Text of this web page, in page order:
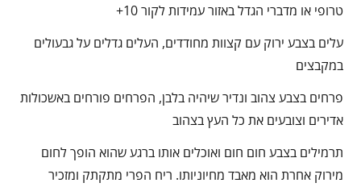
טרופי או מדברי הגדל באזור עמידות לקור 10+
עלים בצבע ירוק עם קצוות מחודדים, העלים גדלים על גבעולים
במקבצים
פרחים בצבע צהוב ונדיר שיהיה בלבן, הפרחים פורחים באשכולות
אדירים וצובעים את כל העץ בצהוב
תרמילים בצבע חום חום ואוכלים אותו ברגע שהוא הופך לחום
מירוק אחרת הוא מאבד מחיוניותו. ריח הפרי מתקתק ומזכיר